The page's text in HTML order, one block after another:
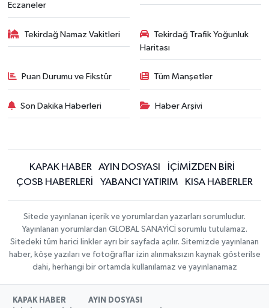
Eczaneler
Tekirdağ Namaz Vakitleri
Tekirdağ Trafik Yoğunluk
Haritası
Puan Durumu ve Fikstür Tüm Manşetler
Son Dakika Haberleri Haber Arşivi
KAPAK HABER AYIN DOSYASI
İÇİMİZDEN BİRİ
ÇOSB HABERLERİ
YABANCI YATIRIM KISA HABERLER
Sitede yayınlanan içerik ve yorumlardan yazarları sorumludur.
Yayınlanan yorumlardan GLOBAL SANAYİCİ sorumlu tutulamaz.
Sitedeki tüm harici linkler ayrı bir sayfada açılır. Sitemizde yayınlanan
haber, köşe yazıları ve fotoğraflar izin alınmaksızın kaynak gösterilse
dahi, herhangi bir ortamda kullanılamaz ve yayınlanamaz
KAPAK HABER
AYIN DOSYASI